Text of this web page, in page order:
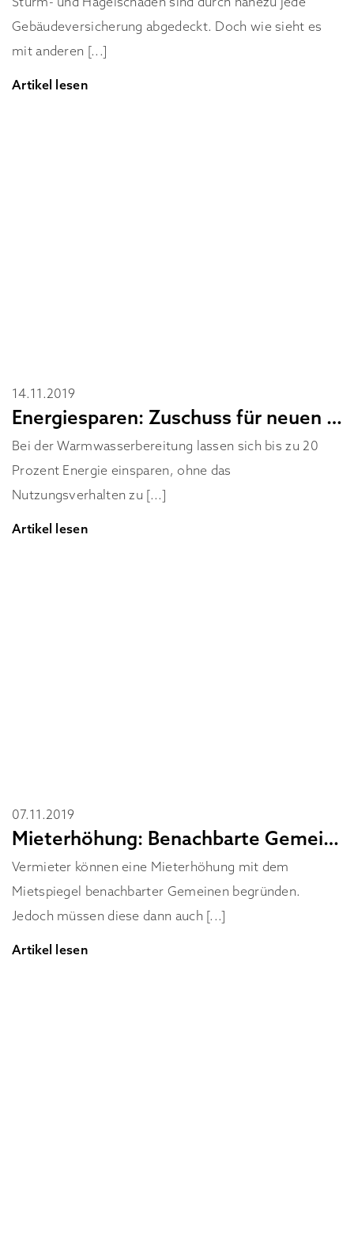
Gebäudeversicherung abgedeckt. Doch wie sieht es
mit anderen [...]
Artikel lesen
14.11.2019
Energiesparen: Zuschuss für neuen Durchlauferhitzer
Bei der Warmwasserbereitung lassen sich bis zu 20
Prozent Energie einsparen, ohne das
Nutzungsverhalten zu [...]
Artikel lesen
07.11.2019
Mieterhöhung: Benachbarte Gemeinden nicht immer vergleichbar
Vermieter können eine Mieterhöhung mit dem
Mietspiegel benachbarter Gemeinen begründen.
Jedoch müssen diese dann auch [...]
Artikel lesen